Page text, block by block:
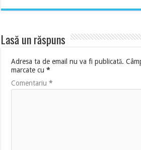
Lasă un răspuns
Adresa ta de email nu va fi publicată.
marcate cu*
Comentariu*